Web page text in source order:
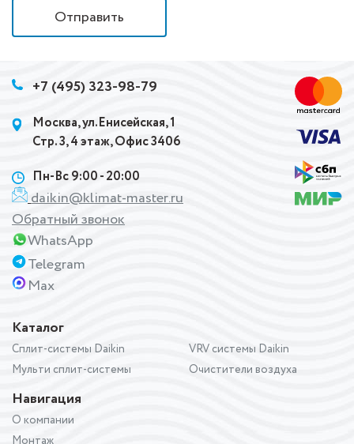
Отправить
Каталог
Сплит-системы Daikin
Мульти сплит-системы
VRV системы Daikin
Очистители воздуха
Навигация
О компании
+7 (495) 323-98-79
Москва, ул.Енисейская, 1
Стр. 3, 4 этаж, Офис 3406
Пн-Вс 9:00 - 20:00
daikin@klimat-master.ru
Обратный звонок
WhatsApp
Telegram
Max